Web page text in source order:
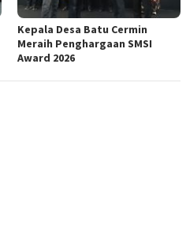
Kepala Desa Batu Cermin
Meraih Penghargaan SMSI
Award 2026